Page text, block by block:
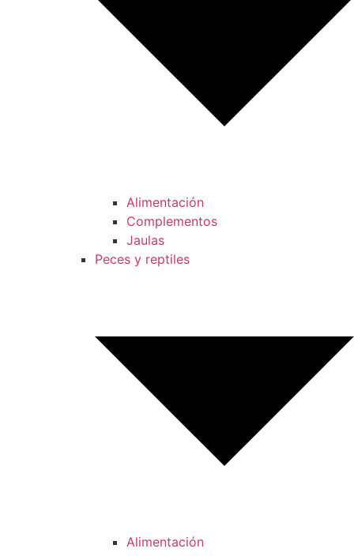
Alimentación
Complementos
Jaulas
Peces y reptiles
Alimentación